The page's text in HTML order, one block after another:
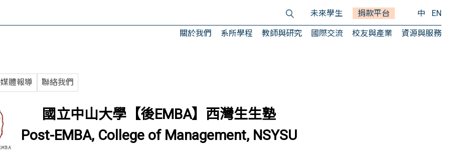
關於我們 系所學程 教師與研究 國際交流 校友與產業 資源與服務
未來學生 捐款平台 中 EN
媒體報導 聯絡我們
國立中山大學【後EMBA】西灣生生塾
Post-EMBA, College of Management, NSYSU